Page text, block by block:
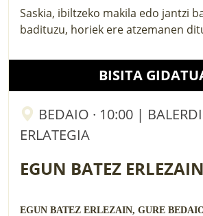
Saskia, ibiltzeko makila edo jantzi
badituzu, horiek ere atzemanen
BISITA
BEDAIO · 10:00 |
ERLATEGIA
EGUN BATEZ ERLEZAIN
EGUN BATEZ ERLEZAIN, GURE